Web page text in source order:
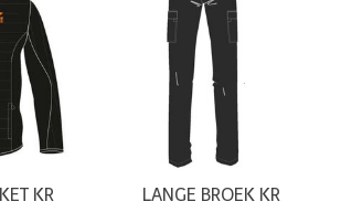
KR
LANGE BROEK KR